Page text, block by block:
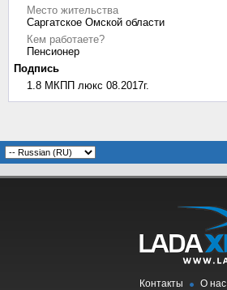
Место жительства
Саргатское Омской области
Кем работаете?
Пенсионер
Подпись
1.8 МКПП люкс 08.2017г.
Контакты О нас